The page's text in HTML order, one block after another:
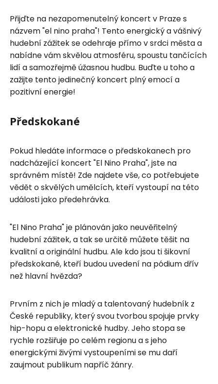
Přijďte na nezapomenutelný koncert v Praze s
názvem "el nino praha"! Tento energický a vášnivý
hudební zážitek se odehraje přímo v srdci města a
nabídne vám skvělou atmosféru, spoustu tančících
lidí a samozřejmě úžasnou hudbu. Buďte u toho a
zažijte tento jedinečný koncert plný emocí a
pozitivní energie!
Předskokané
Pokud hledáte informace o předskokanech pro
nadcházející koncert "El Nino Praha", jste na
správném místě! Zde najdete vše, co potřebujete
vědět o skvělých umělcích, kteří vystoupí na této
události jako předehrávka.
"El Nino Praha" je plánován jako neuvěřitelný
hudební zážitek, a tak se určitě můžete těšit na
kvalitní a originální hudbu. Ale kdo jsou ti šikovní
předskokané, kteří budou uvedení na pódium dřív
než hlavní hvězda?
Prvním z nich je mladý a talentovaný hudebník z
České republiky, který svou tvorbou spojuje prvky
hip-hopu a elektronické hudby. Jeho stopa se
rychle rozšiřuje po celém regionu a s jeho
energickými živými vystoupeními se mu daří
zaujmout publikum napříč žánry.